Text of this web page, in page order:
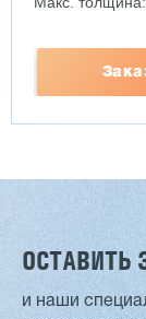
ОСТАВИТЬ
и наши